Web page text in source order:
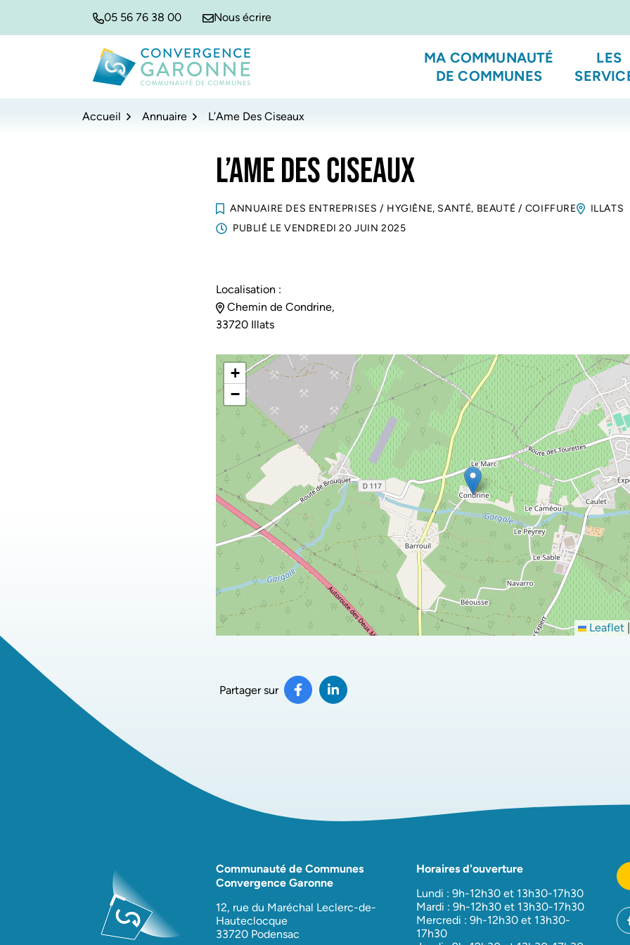
05 56 76 38 00 Nous écrire
Convergence Garonne
MA COMMUNAUTÉ
DE COMMUNES
LES
Accueil Annuaire L’Ame Des Ciseaux
L’AME DES CISEAUX
ANNUAIRE DES ENTREPRISES / HYGIÈNE, SANTÉ, BEAUTÉ / COIFFURE
ILLATS
PUBLIÉ LE VENDREDI 20 JUIN 2025
Localisation :
Chemin de Condrine,
33720 Illats
+
−
Leaflet |
Partager sur Partager sur Facebook
(ouverture dans un nouvel onglet)
Partager sur LinkedIn
(ouverture dans un nouvel onglet)
Communauté de Communes
Convergence Garonne
12, rue du Maréchal Leclerc-de-
Hauteclocque
33720 Podensac
Horaires d'ouverture
Lundi : 9h-12h30 et 13h30-17h30
Mardi : 9h-12h30 et 13h30-17h30
Mercredi : 9h-12h30 et 13h30-
17h30